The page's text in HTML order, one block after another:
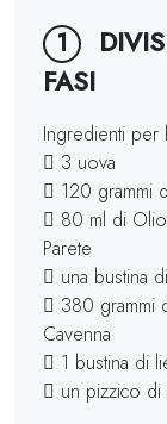
1
FASI
Ingredienti per
 3 uova
 120 grammi
 80 ml di
Parete
 una bustina
 380 grammi
Cavenna
 1 bustina di
 un pizzico di